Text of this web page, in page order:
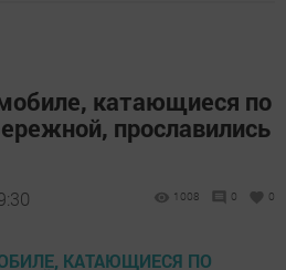
катающиеся по
прославились
1008 0 0